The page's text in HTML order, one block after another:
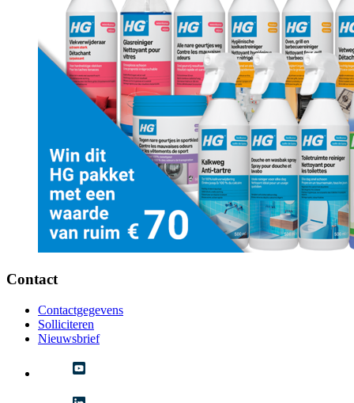
Contact
Contactgegevens
Solliciteren
Nieuwsbrief